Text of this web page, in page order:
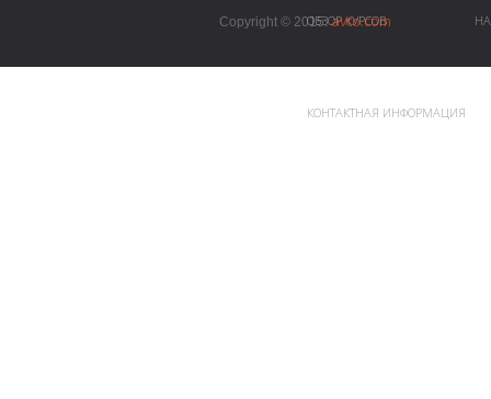
Copyright © 2015.avto.com
ОБЗОР КУРСОВ
КОНТАКТНАЯ ИНФОРМАЦИЯ